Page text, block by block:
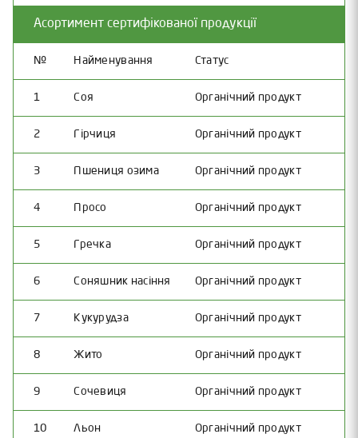
Асортимент сертифікованої продукції
№ Найменування Статус
1 Соя Органічний продукт
2 Гірчиця Органічний продукт
3 Пшениця озима Органічний продукт
4 Просо Органічний продукт
5 Гречка Органічний продукт
6 Соняшник насіння Органічний продукт
7 Кукурудза Органічний продукт
8 Жито Органічний продукт
9 Сочевиця Органічний продукт
10 Льон Органічний продукт